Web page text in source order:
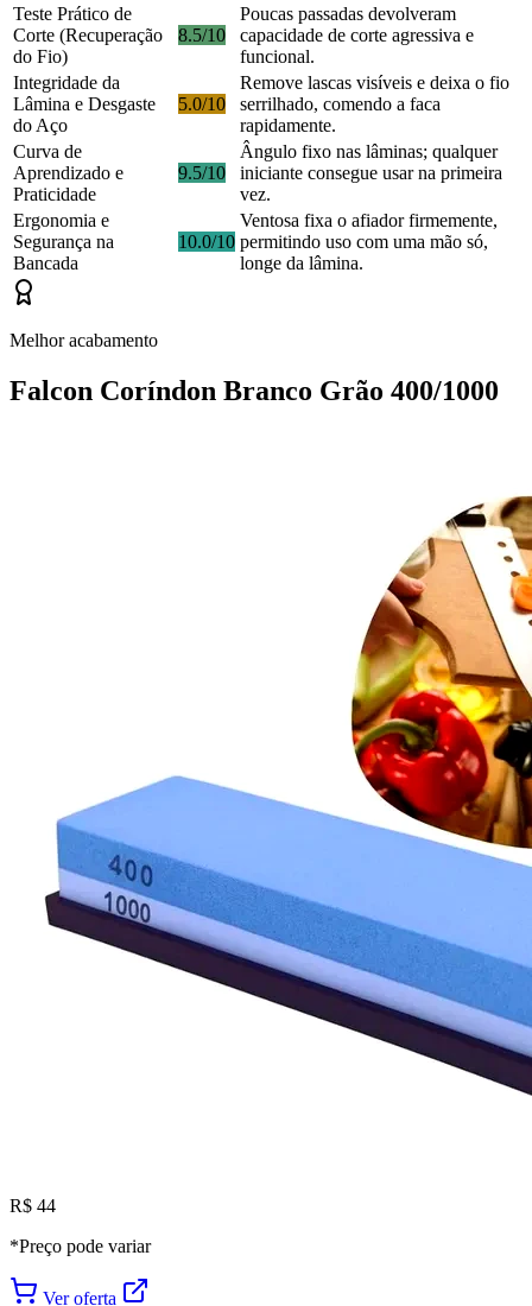
Teste Prático de
Corte (Recuperação
do Fio)
8.5/10
Poucas passadas devolveram
capacidade de corte agressiva e
funcional.
Integridade da
Lâmina e Desgaste
do Aço
5.0/10
Remove lascas visíveis e deixa o fio
serrilhado, comendo a faca
rapidamente.
Curva de
Aprendizado e
Praticidade
9.5/10
Ângulo fixo nas lâminas; qualquer
iniciante consegue usar na primeira
vez.
Ergonomia e
Segurança na
Bancada
10.0/10
Ventosa fixa o afiador firmemente,
permitindo uso com uma mão só,
longe da lâmina.
Melhor acabamento
Falcon Coríndon Branco Grão 400/1000
R$ 44
*Preço pode variar
Ver oferta